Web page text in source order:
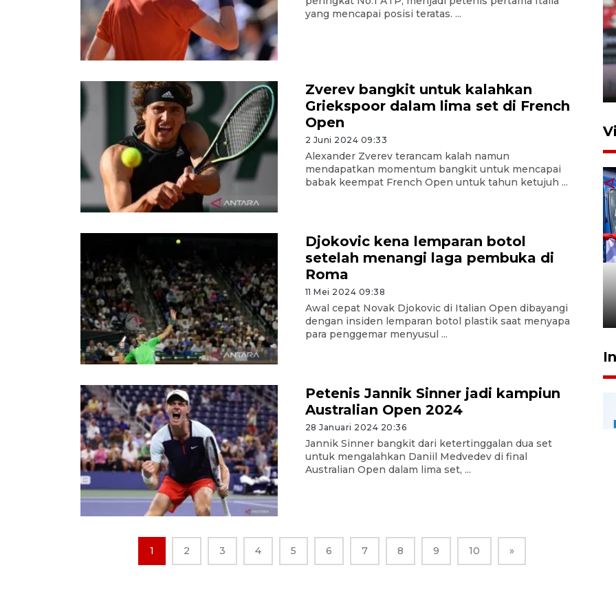
yang mencapai posisi teratas. ...
Zverev bangkit untuk kalahkan
Griekspoor dalam lima set di French
Open
2 Juni 2024 09:33
Alexander Zverev terancam kalah namun
mendapatkan momentum bangkit untuk mencapai
babak keempat French Open untuk tahun ketujuh ...
Djokovic kena lemparan botol
setelah menangi laga pembuka di
Roma
11 Mei 2024 09:38
Awal cepat Novak Djokovic di Italian Open dibayangi
dengan insiden lemparan botol plastik saat menyapa
para penggemar menyusul ...
Petenis Jannik Sinner jadi kampiun
Australian Open 2024
28 Januari 2024 20:36
Jannik Sinner bangkit dari ketertinggalan dua set
untuk mengalahkan Daniil Medvedev di final
Australian Open dalam lima set, ...
1 2 3 4 5 6 7 8 9 10 »
4 Agustus 2026 20:10
Apresiasi Desak Made,
standar internasional
24 Juli 2026 20:25